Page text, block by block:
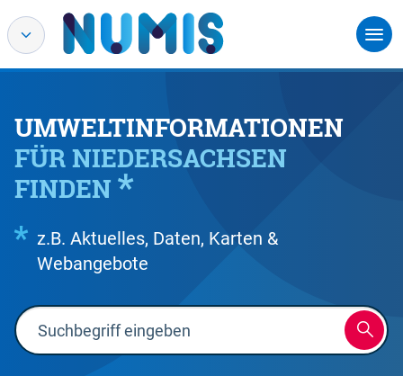
UMWELTINFORMATIONEN
FÜR NIEDERSACHSEN
FINDEN
z.B. Aktuelles, Daten, Karten &
Webangebote